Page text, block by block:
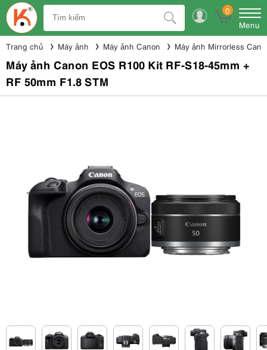
0
Menu
Trang chủ Máy ảnh Máy ảnh Canon Máy ảnh Mirrorless
Máy ảnh Canon EOS R100 Kit RF-S18-45mm +
RF 50mm F1.8 STM